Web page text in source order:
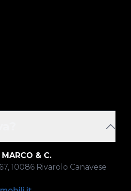
& C.
10086 Rivarolo Canavese